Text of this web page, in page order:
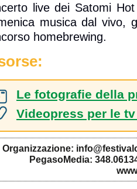
live dei Satomi
musica dal vivo,
homebrewing.
Le fotografie della
Videopress per le
Organizzazione:
PegasoMedia: